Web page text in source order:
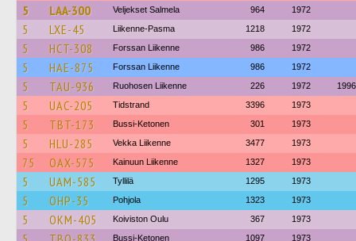
5 LAA-300 Veljekset Salmela 964 1972
5 LXE-45 Liikenne-Pasma 1218 1972
5 HCT-308 Forssan Liikenne 986 1972
5 HAE-875 Forssan Liikenne 986 1972
5 TAU-936 Ruohosen Liikenne 226 1972 1996
5 UAC-205 Tidstrand 3396 1973
5 TBT-173 Bussi-Ketonen 301 1973
5 HLU-285 Vekka Liikenne 3477 1973
75 OAX-575 Kainuun Liikenne 1327 1973
5 UAM-585 Tyllilä 1295 1973
5 OHP-35 Pohjola 1323 1973
5 OKM-405 Koiviston Oulu 367 1973
Bussi-Ketonen 1097 1973